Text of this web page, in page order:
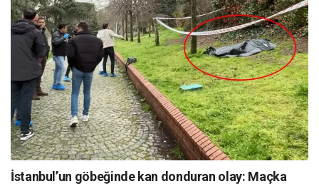
İstanbul’un göbeğinde kan donduran olay: Maçka